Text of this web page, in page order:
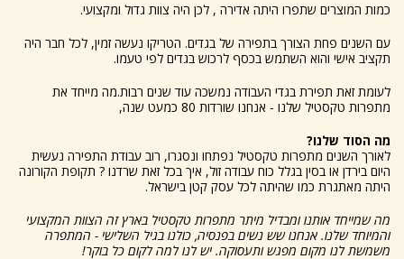
כמות המוצרים שתפרו היתה אדירה , לכן היה צוות גדול ומקצועי.
עם השנים פחת הצורך בתפירה של בגדים. הטריקו נעשה זמין, לכל חבר היה
תקציב אישי והוא השתמש בכסף לרכוש בגדים לפי טעמו.
לעומת זאת תפירת בגדי העבודה נמשכה עוד שנים רבות.מה מייחד את
מתפרות טקסטיל שלנו - אנחנו שורדות 80 כמעט שנה,
מה הסוד שלנו?
לאורך השנים מתפרות טקסטיל נפתחו ונסגרו, רוב עבודת התפירה נעשית
היום בירדן או בסין בגלל כוח עבודה זול, איך בכל זאת שרדנו ? תקופת הקורונה
היתה מאתגרת כמו שהיתה לכל עסק קטן בישראל.
מה שמייחד אותנו ומבדיל מיתר מתפרות טקסטיל בארץ זה הצוות המקצועי
והמיוחד שלנו. אנחנו שש נשים בפנסיה, כולנו בגיל השלישי - המתפרה
משמשת לנו מקום מפגש ותעסוקה. יש לנו למה לקום כל בוקר!